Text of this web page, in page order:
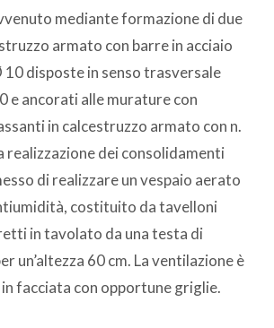
mediante formazione di due
armato con barre in acciaio
disposte in senso trasversale
e ancorati alle murature con
in calcestruzzo armato con n.
realizzazione dei consolidamenti
di realizzare un vespaio aerato
costituito da tavelloni
in tavolato da una testa di
un’altezza 60 cm. La ventilazione è
facciata con opportune griglie.